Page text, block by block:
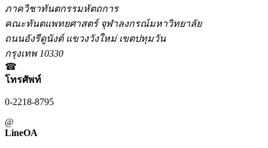
ภาควิชาทันตกรรมหัตถการ
คณะทันตแพทยศาสตร์ จุฬาลงกรณ์มหาวิทยาลัย
ถนนอังรีดูนังต์ แขวงวังใหม่ เขตปทุมวัน
กรุงเทพ 10330
☎
โทรศัพท์
0-2218-8795
@
LineOA